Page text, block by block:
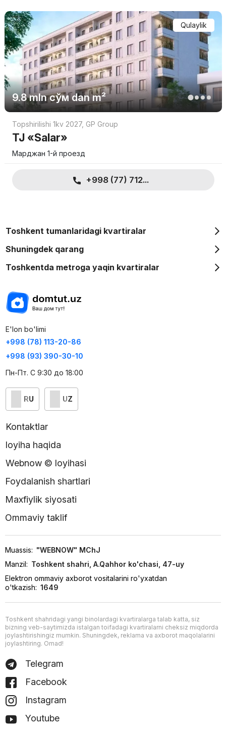
Qulaylik
9.8 mln сўмdan m²
Topshirilishi 1kv 2027, GP Group
TJ «Salar»
Марджан 1-й проезд
+998 (77) 712...
Toshkent tumanlaridagi kvartiralar
Shuningdek qarang
Toshkentda metroga yaqin kvartiralar
E'lon bo'limi
+998 (78) 113-20-86
+998 (93) 390-30-10
Пн-Пт. С 9:30 до 18:00
RU UZ
Kontaktlar
loyiha haqida
Webnow © loyihasi
Foydalanish shartlari
Maxfiylik siyosati
Ommaviy taklif
Muassis: "WEBNOW" MChJ
Manzil: Toshkent shahri, A.Qahhor ko'chasi, 47-uy
Elektron ommaviy axborot vositalarini ro'yxatdan
o'tkazish: 1649
Toshkent shahridagi yangi binolardagi kvartiralarga talab katta, siz
bizning veb-saytimizda istalgan toifadagi kvartiralarni cheksiz miqdorda
joylashtirishingiz mumkin. Shuningdek, reklama va axborot maqolalarini
joylashtiring. Omad!
Telegram
Facebook
Instagram
Youtube